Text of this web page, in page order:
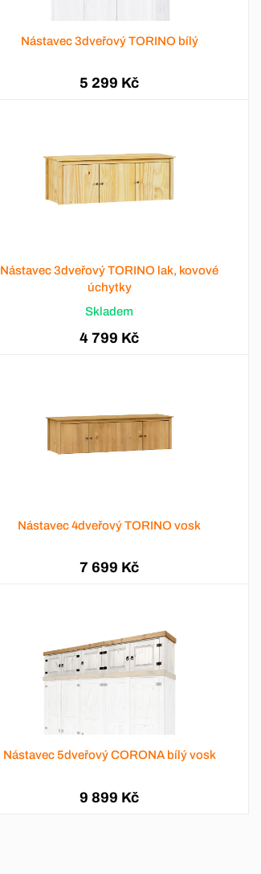
Nástavec 3dveřový TORINO bílý
5 299 Kč
Nástavec 3dveřový TORINO lak, kovové
úchytky
Skladem
4 799 Kč
Nástavec 4dveřový TORINO vosk
7 699 Kč
Nástavec 5dveřový CORONA bílý vosk
9 899 Kč